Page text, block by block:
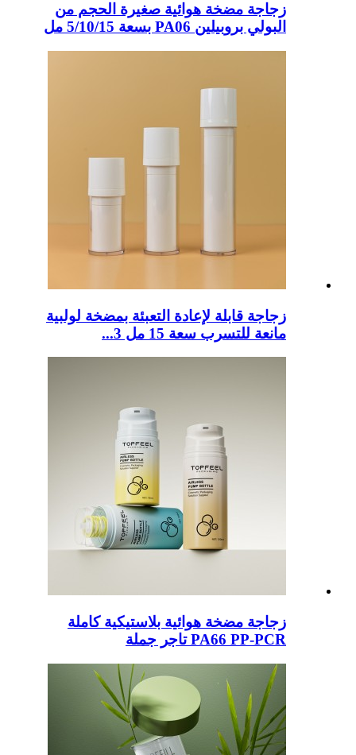
زجاجة مضخة هوائية صغيرة الحجم من
البولي بروبيلين PA06 بسعة 5/10/15 مل
زجاجة قابلة لإعادة التعبئة بمضخة لولبية
مانعة للتسرب سعة 15 مل 3...
زجاجة مضخة هوائية بلاستيكية كاملة
PA66 PP-PCR تاجر جملة